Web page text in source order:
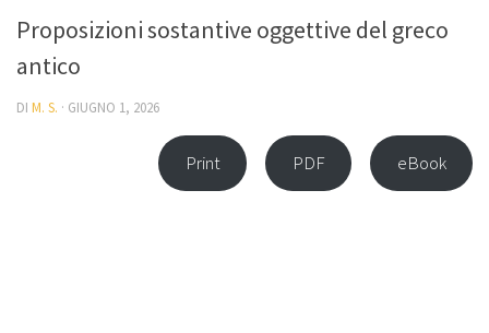
Proposizioni sostantive oggettive del greco
antico
DI M. S. · GIUGNO 1, 2026
Print PDF eBook